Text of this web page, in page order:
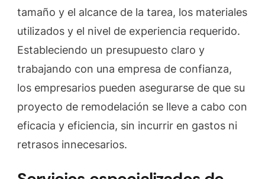
tamaño y el alcance de la tarea, los materiales
utilizados y el nivel de experiencia requerido.
Estableciendo un presupuesto claro y
trabajando con una empresa de confianza,
los empresarios pueden asegurarse de que su
proyecto de remodelación se lleve a cabo con
eficacia y eficiencia, sin incurrir en gastos ni
retrasos innecesarios.